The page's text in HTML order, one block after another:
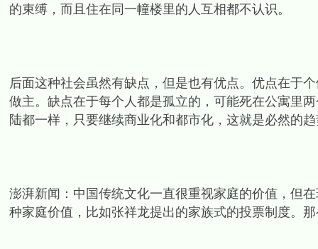
的束缚，而且住在同一幢楼里的人互相都不认识。
后面这种社会虽然有缺点，但是也有优点。优点在于
做主。缺点在于每个人都是孤立的，可能死在公寓里
陆都一样，只要继续商业化和都市化，这就是必然的
澎湃新闻：中国传统文化一直很重视家庭的价值，但
种家庭价值，比如张祥龙提出的家族式的投票制度。